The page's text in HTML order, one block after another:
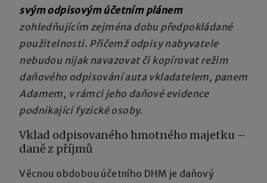
svým odpisovým účetním plánem
zohledňujícím zejména dobu předpokládané
použitelnosti. Přičemž odpisy nabyvatele
nebudou nijak navazovat či kopírovat režim
daňového odpisování auta vkladatelem, panem
Adamem, v rámci jeho daňové evidence
podnikající fyzické osoby.
Vklad odpisovaného hmotného majetku –
daně z příjmů
Věcnou obdobou účetního DHM je daňový